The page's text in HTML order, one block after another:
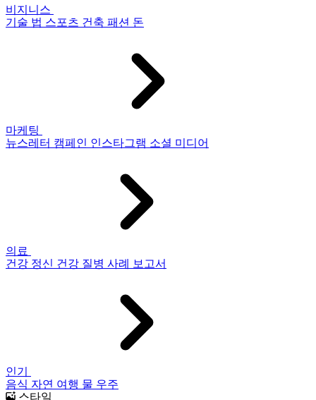
비지니스
기술 법 스포츠 건축 패션 돈
마케팅
뉴스레터 캠페인 인스타그램 소셜 미디어
의료
건강 정신 건강 질병 사례 보고서
인기
음식 자연 여행 물 우주
스타일